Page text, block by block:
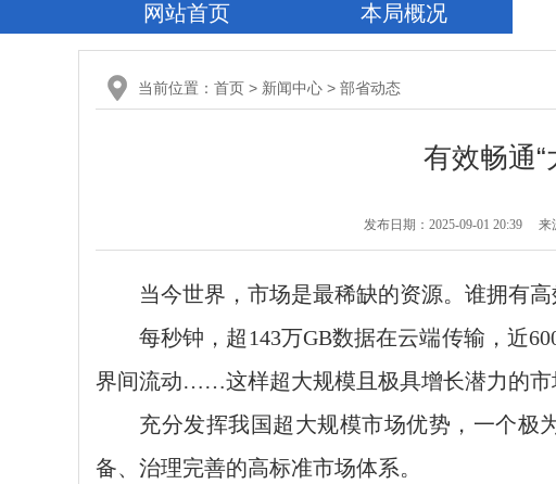
网站首页 本局概况
当前位置： 首页 > 新闻中心 > 部省动态
有效畅通“
发布日期：2025-09-01 20:39 来
当今世界，市场是最稀缺的资源。谁拥有
每秒钟，超143万GB数据在云端传输，近
界间流动……这样超大规模且极具增长潜力的市
充分发挥我国超大规模市场优势，一个极
备、治理完善的高标准市场体系。